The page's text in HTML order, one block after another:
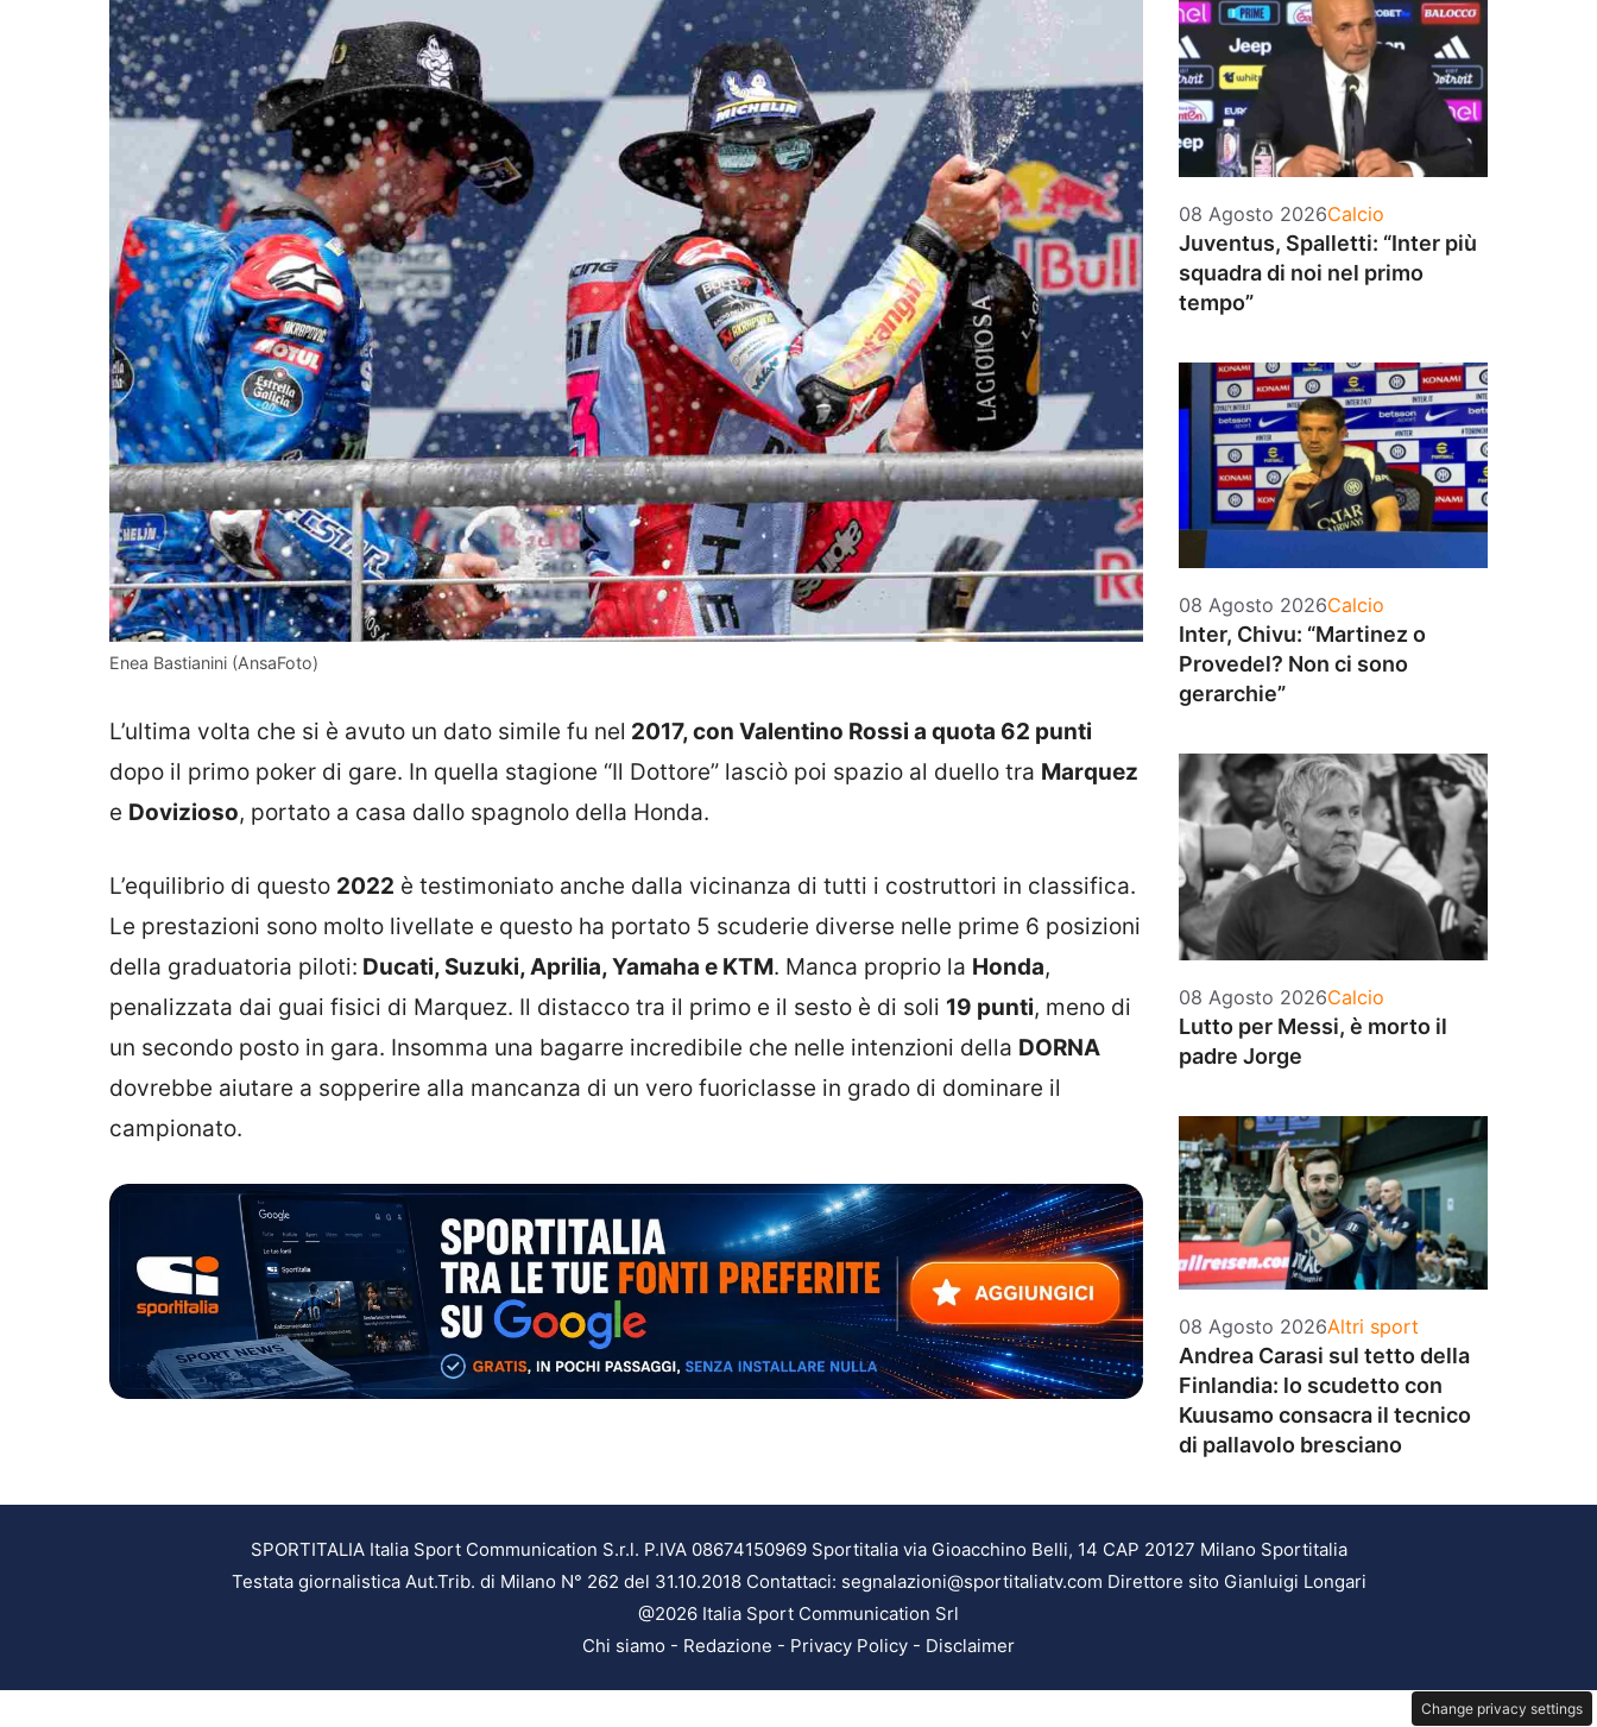
Enea Bastianini (AnsaFoto)
L’ultima volta che si è avuto un dato simile fu nel 2017, con Valentino Rossi a quota 62 punti
dopo il primo poker di gare. In quella stagione “Il Dottore” lasciò poi spazio al duello tra Marquez
e Dovizioso, portato a casa dallo spagnolo della Honda.
L’equilibrio di questo 2022 è testimoniato anche dalla vicinanza di tutti i costruttori in classifica.
Le prestazioni sono molto livellate e questo ha portato 5 scuderie diverse nelle prime 6 posizioni
della graduatoria piloti: Ducati, Suzuki, Aprilia, Yamaha e KTM. Manca proprio la Honda,
penalizzata dai guai fisici di Marquez. Il distacco tra il primo e il sesto è di soli 19 punti, meno di
un secondo posto in gara. Insomma una bagarre incredibile che nelle intenzioni della DORNA
dovrebbe aiutare a sopperire alla mancanza di un vero fuoriclasse in grado di dominare il
campionato.
08 Agosto 2026Categorie
Calcio
Juventus, Spalletti: “Inter più
squadra di noi nel primo
tempo”
08 Agosto 2026Categorie
Calcio
Inter, Chivu: “Martinez o
Provedel? Non ci sono
gerarchie”
08 Agosto 2026Categorie
Calcio
Lutto per Messi, è morto il
padre Jorge
08 Agosto 2026Categorie
Altri sport
Andrea Carasi sul tetto della
Finlandia: lo scudetto con
Kuusamo consacra il tecnico
di pallavolo bresciano
SPORTITALIA Italia Sport Communication S.r.l. P.IVA 08674150969 Sportitalia via Gioacchino Belli, 14 CAP 20127 Milano Sportitalia
Testata giornalistica Aut.Trib. di Milano N° 262 del 31.10.2018 Contattaci: segnalazioni@sportitaliatv.com Direttore sito Gianluigi Longari
@2026 Italia Sport Communication Srl
Chi siamo - Redazione - Privacy Policy - Disclaimer
Change privacy settings